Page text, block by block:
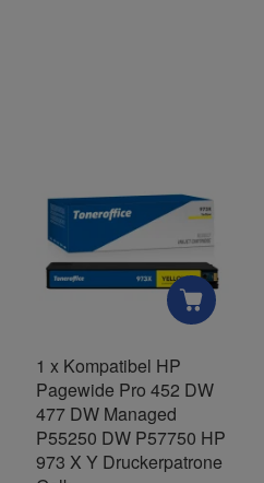
E-Mail
Mobiltelefon
1 x Kompatibel HP
Pagewide Pro 452 DW
477 DW Managed
P55250 DW P57750 HP
973 X Y Druckerpatrone